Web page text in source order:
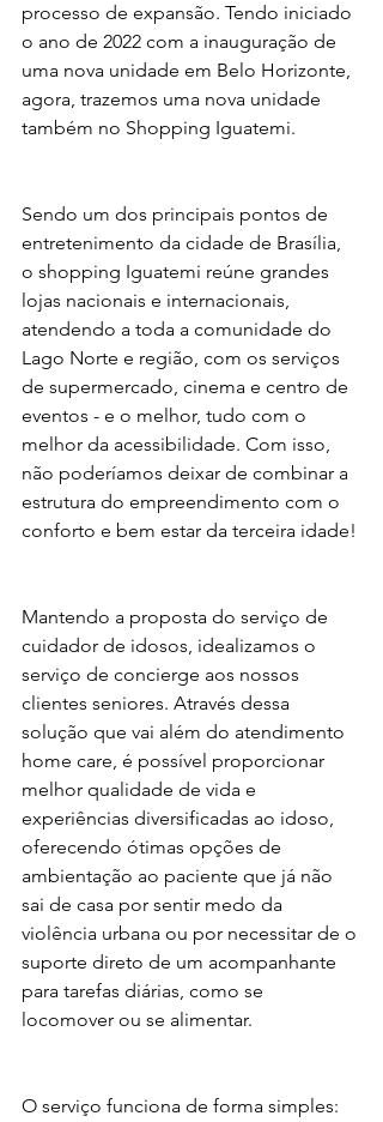
processo de expansão. Tendo iniciado
o ano de 2022 com a inauguração de
uma nova unidade em Belo Horizonte,
agora, trazemos uma nova unidade
também no Shopping Iguatemi.
Sendo um dos principais pontos de
entretenimento da cidade de Brasília,
o shopping Iguatemi reúne grandes
lojas nacionais e internacionais,
atendendo a toda a comunidade do
Lago Norte e região, com os serviços
de supermercado, cinema e centro de
eventos - e o melhor, tudo com o
melhor da acessibilidade. Com isso,
não poderíamos deixar de combinar a
estrutura do empreendimento com o
conforto e bem estar da terceira idade!
Mantendo a proposta do serviço de
cuidador de idosos, idealizamos o
serviço de concierge aos nossos
clientes seniores. Através dessa
solução que vai além do atendimento
home care, é possível proporcionar
melhor qualidade de vida e
experiências diversificadas ao idoso,
oferecendo ótimas opções de
ambientação ao paciente que já não
sai de casa por sentir medo da
violência urbana ou por necessitar de o
suporte direto de um acompanhante
para tarefas diárias, como se
locomover ou se alimentar.
O serviço funciona de forma simples: